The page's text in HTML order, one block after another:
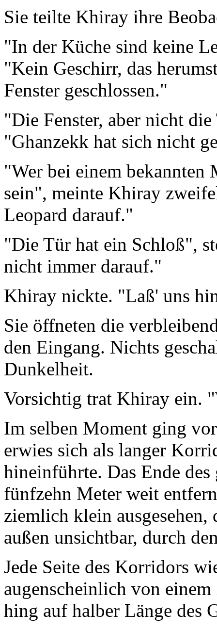
Sie teilte Khiray ihre
"In der Küche sind keine
"Kein Geschirr, das
Fenster geschlossen."
"Die Fenster, aber nicht
"Ghanzekk hat sich nicht
"Wer bei einem
sein", meinte Khiray
Leopard darauf."
"Die Tür hat ein Schloß",
nicht immer darauf."
Khiray nickte. "Laß' uns
Sie öffneten die
den Eingang. Nichts
Dunkelheit.
Vorsichtig trat Khiray ein.
Im selben Moment ging
erwies sich als langer
hineinführte. Das Ende des
fünfzehn Meter weit
ziemlich klein ausgesehen,
außen unsichtbar, durch
Jede Seite des Korridors
augenscheinlich von
hing auf halber Länge des